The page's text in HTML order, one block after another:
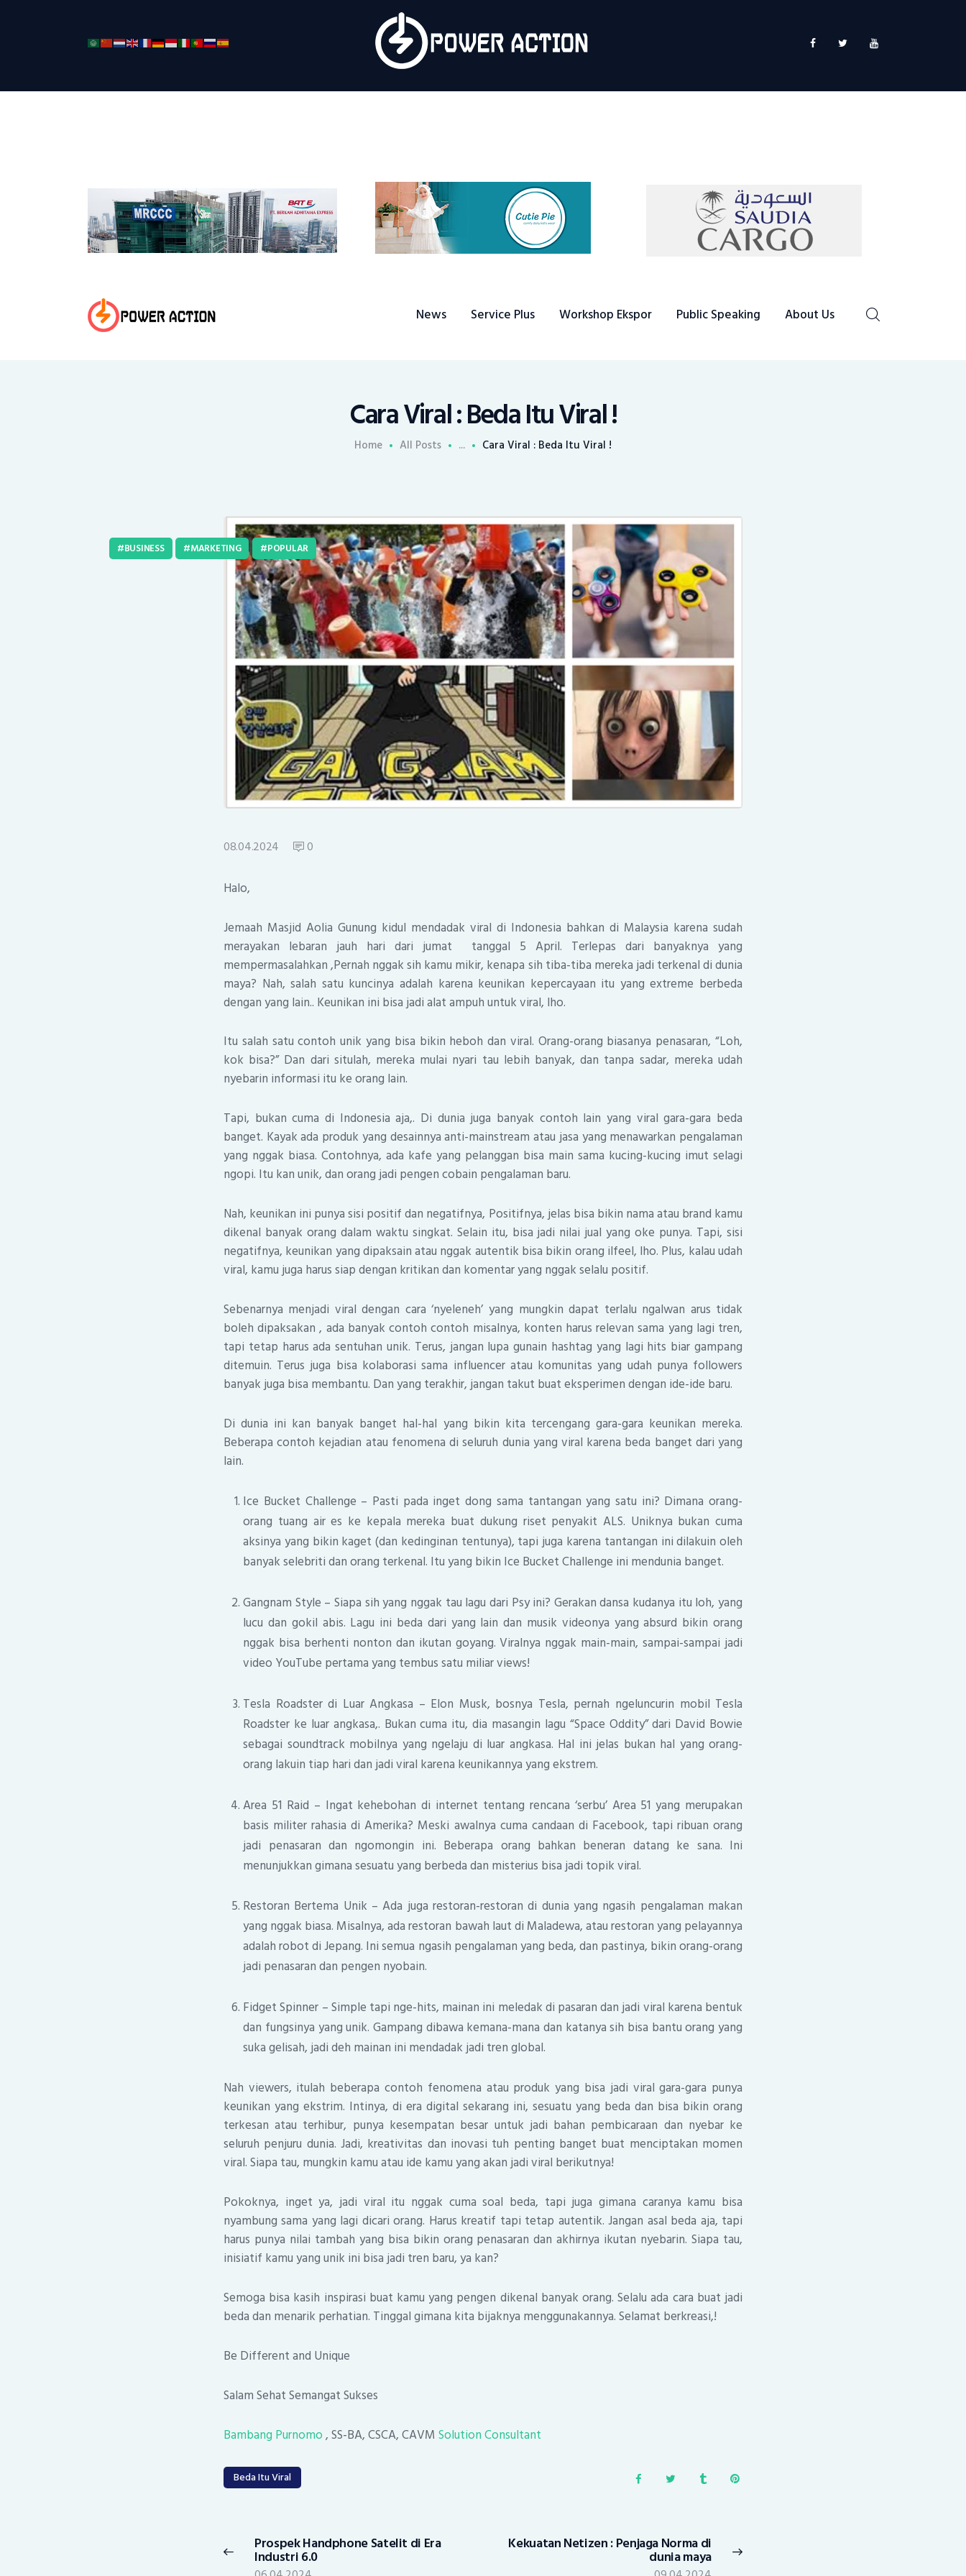
News Service Plus Workshop Ekspor Public Speaking About Us
Cara Viral : Beda Itu Viral !
Home All Posts ... Cara Viral : Beda Itu Viral !
Service Plus
Workshop Ekspor
About Us
BUSINESS MARKETING POPULAR
08.04.2024 0
Halo,
Jemaah Masjid Aolia Gunung kidul mendadak viral di Indonesia bahkan di Malaysia karena sudah
merayakan lebaran jauh hari dari jumat tanggal 5 April. Terlepas dari banyaknya yang
mempermasalahkan ,Pernah nggak sih kamu mikir, kenapa sih tiba-tiba mereka jadi terkenal di dunia
maya? Nah, salah satu kuncinya adalah karena keunikan kepercayaan itu yang extreme berbeda
dengan yang lain.. Keunikan ini bisa jadi alat ampuh untuk viral, lho.
Itu salah satu contoh unik yang bisa bikin heboh dan viral. Orang-orang biasanya penasaran, “Loh,
kok bisa?” Dan dari situlah, mereka mulai nyari tau lebih banyak, dan tanpa sadar, mereka udah
nyebarin informasi itu ke orang lain.
Tapi, bukan cuma di Indonesia aja,. Di dunia juga banyak contoh lain yang viral gara-gara beda
banget. Kayak ada produk yang desainnya anti-mainstream atau jasa yang menawarkan pengalaman
yang nggak biasa. Contohnya, ada kafe yang pelanggan bisa main sama kucing-kucing imut selagi
ngopi. Itu kan unik, dan orang jadi pengen cobain pengalaman baru.
Nah, keunikan ini punya sisi positif dan negatifnya, Positifnya, jelas bisa bikin nama atau brand kamu
dikenal banyak orang dalam waktu singkat. Selain itu, bisa jadi nilai jual yang oke punya. Tapi, sisi
negatifnya, keunikan yang dipaksain atau nggak autentik bisa bikin orang ilfeel, lho. Plus, kalau udah
viral, kamu juga harus siap dengan kritikan dan komentar yang nggak selalu positif.
Sebenarnya menjadi viral dengan cara ‘nyeleneh’ yang mungkin dapat terlalu ngalwan arus tidak
boleh dipaksakan , ada banyak contoh contoh misalnya, konten harus relevan sama yang lagi tren,
tapi tetap harus ada sentuhan unik. Terus, jangan lupa gunain hashtag yang lagi hits biar gampang
ditemuin. Terus juga bisa kolaborasi sama influencer atau komunitas yang udah punya followers
banyak juga bisa membantu. Dan yang terakhir, jangan takut buat eksperimen dengan ide-ide baru.
Di dunia ini kan banyak banget hal-hal yang bikin kita tercengang gara-gara keunikan mereka.
Beberapa contoh kejadian atau fenomena di seluruh dunia yang viral karena beda banget dari yang
lain.
Ice Bucket Challenge – Pasti pada inget dong sama tantangan yang satu ini? Dimana orang-
orang tuang air es ke kepala mereka buat dukung riset penyakit ALS. Uniknya bukan cuma
aksinya yang bikin kaget (dan kedinginan tentunya), tapi juga karena tantangan ini dilakuin oleh
banyak selebriti dan orang terkenal. Itu yang bikin Ice Bucket Challenge ini mendunia banget.
Gangnam Style – Siapa sih yang nggak tau lagu dari Psy ini? Gerakan dansa kudanya itu loh, yang
lucu dan gokil abis. Lagu ini beda dari yang lain dan musik videonya yang absurd bikin orang
nggak bisa berhenti nonton dan ikutan goyang. Viralnya nggak main-main, sampai-sampai jadi
video YouTube pertama yang tembus satu miliar views!
Tesla Roadster di Luar Angkasa – Elon Musk, bosnya Tesla, pernah ngeluncurin mobil Tesla
Roadster ke luar angkasa,. Bukan cuma itu, dia masangin lagu “Space Oddity” dari David Bowie
sebagai soundtrack mobilnya yang ngelaju di luar angkasa. Hal ini jelas bukan hal yang orang-
orang lakuin tiap hari dan jadi viral karena keunikannya yang ekstrem.
Area 51 Raid – Ingat kehebohan di internet tentang rencana ‘serbu’ Area 51 yang merupakan
basis militer rahasia di Amerika? Meski awalnya cuma candaan di Facebook, tapi ribuan orang
jadi penasaran dan ngomongin ini. Beberapa orang bahkan beneran datang ke sana. Ini
menunjukkan gimana sesuatu yang berbeda dan misterius bisa jadi topik viral.
Restoran Bertema Unik – Ada juga restoran-restoran di dunia yang ngasih pengalaman makan
yang nggak biasa. Misalnya, ada restoran bawah laut di Maladewa, atau restoran yang pelayannya
adalah robot di Jepang. Ini semua ngasih pengalaman yang beda, dan pastinya, bikin orang-orang
jadi penasaran dan pengen nyobain.
Fidget Spinner – Simple tapi nge-hits, mainan ini meledak di pasaran dan jadi viral karena bentuk
dan fungsinya yang unik. Gampang dibawa kemana-mana dan katanya sih bisa bantu orang yang
suka gelisah, jadi deh mainan ini mendadak jadi tren global.
Nah viewers, itulah beberapa contoh fenomena atau produk yang bisa jadi viral gara-gara punya
keunikan yang ekstrim. Intinya, di era digital sekarang ini, sesuatu yang beda dan bisa bikin orang
terkesan atau terhibur, punya kesempatan besar untuk jadi bahan pembicaraan dan nyebar ke
seluruh penjuru dunia. Jadi, kreativitas dan inovasi tuh penting banget buat menciptakan momen
viral. Siapa tau, mungkin kamu atau ide kamu yang akan jadi viral berikutnya!
Pokoknya, inget ya, jadi viral itu nggak cuma soal beda, tapi juga gimana caranya kamu bisa
nyambung sama yang lagi dicari orang. Harus kreatif tapi tetap autentik. Jangan asal beda aja, tapi
harus punya nilai tambah yang bisa bikin orang penasaran dan akhirnya ikutan nyebarin. Siapa tau,
inisiatif kamu yang unik ini bisa jadi tren baru, ya kan?
Semoga bisa kasih inspirasi buat kamu yang pengen dikenal banyak orang. Selalu ada cara buat jadi
beda dan menarik perhatian. Tinggal gimana kita bijaknya menggunakannya. Selamat berkreasi,!
Be Different and Unique
Salam Sehat Semangat Sukses
Bambang Purnomo, SS-BA, CSCA, CAVM Solution Consultant
Beda Itu Viral
navigation
Previous
post:
Prospek Handphone Satelit di Era
Industri 6.0
Next
post:
Kekuatan Netizen : Penjaga Norma di
dunia maya